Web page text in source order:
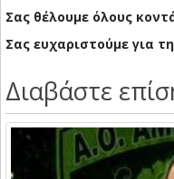
Σας θέλουμε όλους
Σας ευχαριστούμε για
Διαβάστε